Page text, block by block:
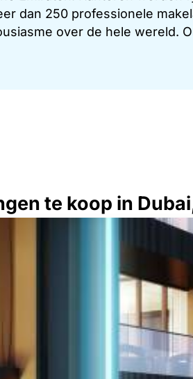
dan 250 professionele
over de hele wereld.
te koop in